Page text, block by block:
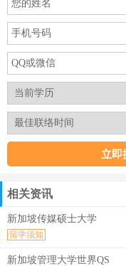
相关资讯
新加坡传媒硕士大学
留学须知
新加坡管理大学世界QS